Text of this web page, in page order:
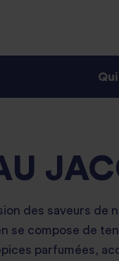
des saveurs de
se compose de
parfumées,